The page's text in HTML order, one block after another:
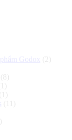
Godox (2)
(8)
(1)
(11)